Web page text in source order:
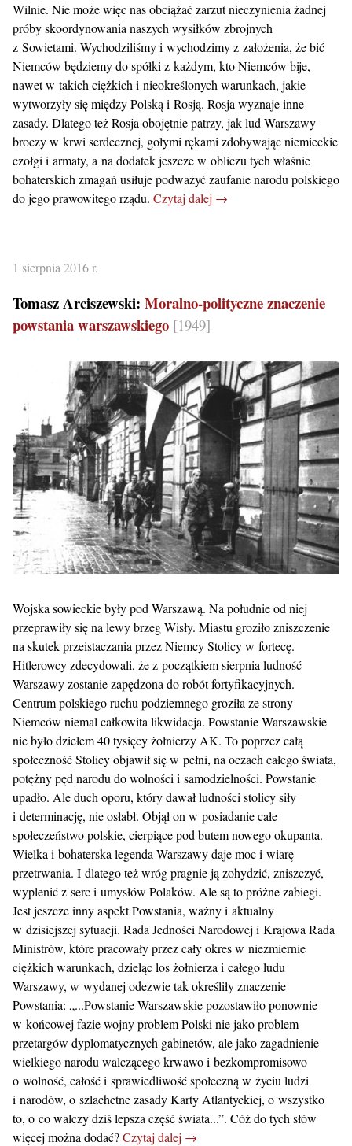
Wilnie. Nie może więc nas obciążać zarzut nieczynienia żadnej
próby skoordynowania naszych wysiłków zbrojnych
z Sowietami. Wychodziliśmy i wychodzimy z założenia, że bić
Niemców będziemy do spółki z każdym, kto Niemców bije,
nawet w takich ciężkich i nieokreślonych warunkach, jakie
wytworzyły się między Polską i Rosją. Rosja wyznaje inne
zasady. Dlatego też Rosja obojętnie patrzy, jak lud Warszawy
broczy w krwi serdecznej, gołymi rękami zdobywając niemieckie
czołgi i armaty, a na dodatek jeszcze w obliczu tych właśnie
bohaterskich zmagań usiłuje podważyć zaufanie narodu polskiego
do jego prawowitego rządu. Czytaj dalej →
1 sierpnia 2016 r.
Tomasz Arciszewski: Moralno-polityczne znaczenie
powstania warszawskiego [1949]
Wojska sowieckie były pod Warszawą. Na południe od niej
przeprawiły się na lewy brzeg Wisły. Miastu groziło zniszczenie
na skutek przeistaczania przez Niemcy Stolicy w fortecę.
Hitlerowcy zdecydowali, że z początkiem sierpnia ludność
Warszawy zostanie zapędzona do robót fortyfikacyjnych.
Centrum polskiego ruchu podziemnego groziła ze strony
Niemców niemal całkowita likwidacja. Powstanie Warszawskie
nie było dziełem 40 tysięcy żołnierzy AK. To poprzez całą
społeczność Stolicy objawił się w pełni, na oczach całego świata,
potężny pęd narodu do wolności i samodzielności. Powstanie
upadło. Ale duch oporu, który dawał ludności stolicy siły
i determinację, nie osłabł. Objął on w posiadanie całe
społeczeństwo polskie, cierpiące pod butem nowego okupanta.
Wielka i bohaterska legenda Warszawy daje moc i wiarę
przetrwania. I dlatego też wróg pragnie ją zohydzić, zniszczyć,
wyplenić z serc i umysłów Polaków. Ale są to próżne zabiegi.
Jest jeszcze inny aspekt Powstania, ważny i aktualny
w dzisiejszej sytuacji. Rada Jedności Narodowej i Krajowa Rada
Ministrów, które pracowały przez cały okres w niezmiernie
ciężkich warunkach, dzieląc los żołnierza i całego ludu
Warszawy, w wydanej odezwie tak określiły znaczenie
Powstania: „...Powstanie Warszawskie pozostawiło ponownie
w końcowej fazie wojny problem Polski nie jako problem
przetargów dyplomatycznych gabinetów, ale jako zagadnienie
wielkiego narodu walczącego krwawo i bezkompromisowo
o wolność, całość i sprawiedliwość społeczną w życiu ludzi
i narodów, o szlachetne zasady Karty Atlantyckiej, o wszystko
to, o co walczy dziś lepsza część świata...”. Cóż do tych słów
więcej można dodać?Czytaj dalej →